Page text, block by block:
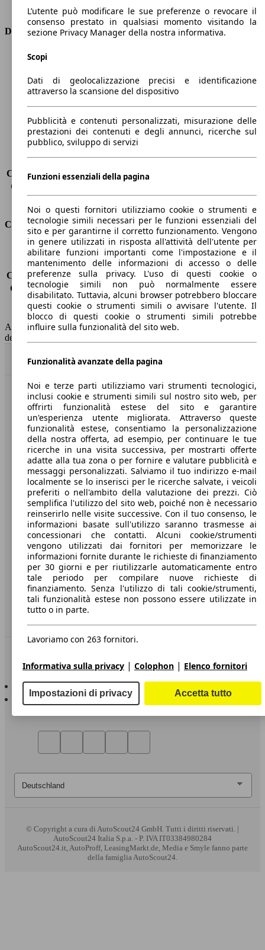
Tipo di trazione
Integrale
Dimensioni
Lunghezza
Larghezza
1890 mm
Passo
2870 mm
Peso massimo
-
Carico massimo
-
Porte
5
Sedili
5
Carico sul tetto
-
Capacità di traino (senza freni) -
Capacità di traino (con freni)
Volume del bagagliaio
Consumi
Emissioni di CO2*
-
Consumo (urbano)
-
Consumo (extra-urbano)
-
Consumo (combinato)*
Classe di emissione
Euro 6
Capacità del serbatoio
50 l
AutoScout24 non si assume alcuna responsabilità per la correttezza
dei dati.
Benvenuti su AutoScout24, il mercato auto europeo.
Società
A proposito di AutoScout24
Stampa
Media
Condizioni generali
Informazioni
Privacy
Dichiarazione di Accessibilità
Servizi
AutoScout24 per iOS
AutoScout24 per Android
© Copyright a cura di AutoScout24 GmbH. Tutti i diritti riservati. |
AutoScout24 Italia S.p.a. - P. IVA IT03384980284
AutoScout24.it, AutoProff, LeasingMarkt.de, Media e Smyle fanno parte
della famiglia AutoScout24.
L’utente può modificare le sue preferenze o revocare il
consenso prestato in qualsiasi momento visitando la
sezione Privacy Manager della nostra informativa.
Scopi
Dati di geolocalizzazione precisi e identificazione
attraverso la scansione del dispositivo
Pubblicità e contenuti personalizzati, misurazione delle
prestazioni dei contenuti e degli annunci, ricerche sul
pubblico, sviluppo di servizi
Funzioni essenziali della pagina
Noi o questi fornitori utilizziamo cookie o strumenti e
tecnologie simili necessari per le funzioni essenziali del
sito e per garantirne il corretto funzionamento. Vengono
in genere utilizzati in risposta all'attività dell'utente per
abilitare funzioni importanti come l'impostazione e il
mantenimento delle informazioni di accesso o delle
preferenze sulla privacy. L'uso di questi cookie o
tecnologie simili non può normalmente essere
disabilitato. Tuttavia, alcuni browser potrebbero bloccare
questi cookie o strumenti simili o avvisare l'utente. Il
blocco di questi cookie o strumenti simili potrebbe
influire sulla funzionalità del sito web.
Funzionalità avanzate della pagina
Noi e terze parti utilizziamo vari strumenti tecnologici,
inclusi cookie e strumenti simili sul nostro sito web, per
offrirti funzionalità estese del sito e garantire
un'esperienza utente migliorata. Attraverso queste
funzionalità estese, consentiamo la personalizzazione
della nostra offerta, ad esempio, per continuare le tue
ricerche in una visita successiva, per mostrarti offerte
adatte alla tua zona o per fornire e valutare pubblicità e
messaggi personalizzati. Salviamo il tuo indirizzo e-mail
localmente se lo inserisci per le ricerche salvate, i veicoli
preferiti o nell'ambito della valutazione dei prezzi. Ciò
semplifica l'utilizzo del sito web, poiché non è necessario
reinserirlo nelle visite successive. Con il tuo consenso, le
informazioni basate sull'utilizzo saranno trasmesse ai
concessionari che contatti. Alcuni cookie/strumenti
vengono utilizzati dai fornitori per memorizzare le
informazioni fornite durante le richieste di finanziamento
per 30 giorni e per riutilizzarle automaticamente entro
tale periodo per compilare nuove richieste di
finanziamento. Senza l'utilizzo di tali cookie/strumenti,
tali funzionalità estese non possono essere utilizzate in
tutto o in parte.
Lavoriamo con 263 fornitori.
Informativa sulla privacy | Colophon | Elenco fornitori
Impostazioni di privacy Accetta tutto